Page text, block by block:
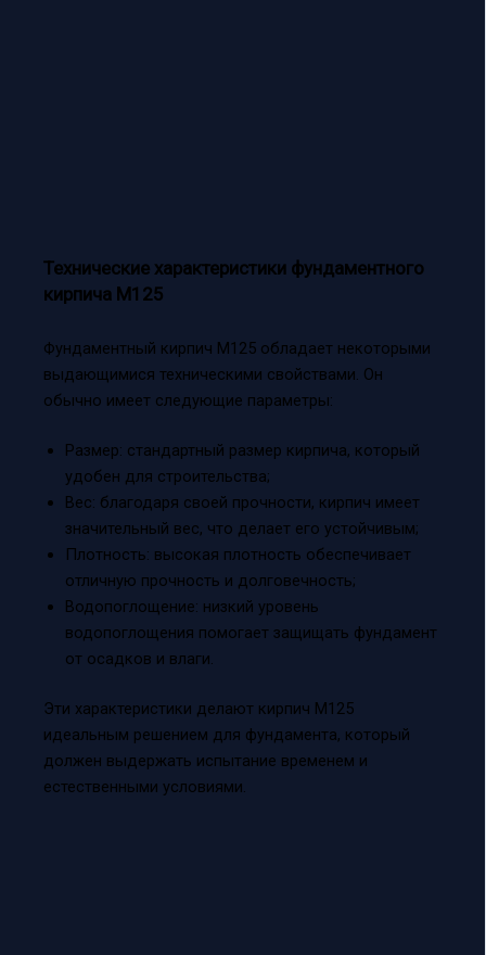
Технические характеристики фундаментного
кирпича М125
Фундаментный кирпич М125 обладает некоторыми
выдающимися техническими свойствами. Он
обычно имеет следующие параметры:
Размер: стандартный размер кирпича, который
удобен для строительства;
Вес: благодаря своей прочности, кирпич имеет
значительный вес, что делает его устойчивым;
Плотность: высокая плотность обеспечивает
отличную прочность и долговечность;
Водопоглощение: низкий уровень
водопоглощения помогает защищать фундамент
от осадков и влаги.
Эти характеристики делают кирпич М125
идеальным решением для фундамента, который
должен выдержать испытание временем и
естественными условиями.